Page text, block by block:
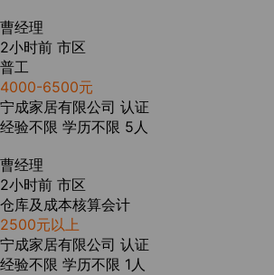
曹经理
2小时前 市区
普工
4000-6500元
宁成家居有限公司 认证
经验不限 学历不限 5人
曹经理
2小时前 市区
仓库及成本核算会计
2500元以上
宁成家居有限公司 认证
经验不限 学历不限 1人